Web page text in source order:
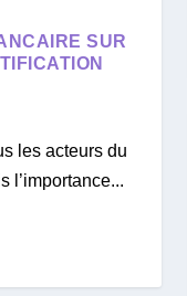
SUR
les acteurs du
l’importance...